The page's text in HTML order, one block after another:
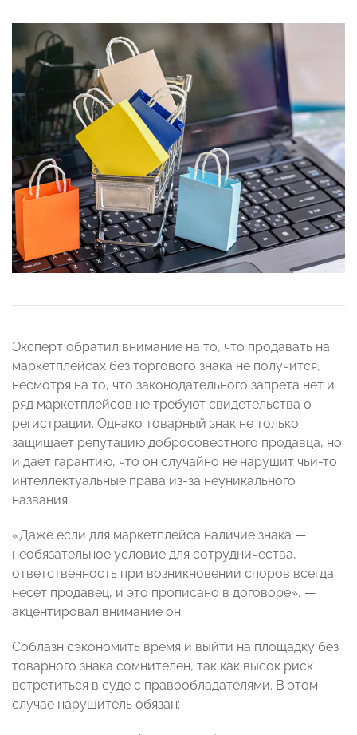
Эксперт обратил внимание на то, что продавать на
маркетплейсах без торгового знака не получится,
несмотря на то, что законодательного запрета нет и
ряд маркетплейсов не требуют свидетельства о
регистрации. Однако товарный знак не только
защищает репутацию добросовестного продавца, но
и дает гарантию, что он случайно не нарушит чьи-то
интеллектуальные права из-за неуникального
названия.
«Даже если для маркетплейса наличие знака —
необязательное условие для сотрудничества,
ответственность при возникновении споров всегда
несет продавец, и это прописано в договоре», —
акцентировал внимание он.
Соблазн сэкономить время и выйти на площадку без
товарного знака сомнителен, так как высок риск
встретиться в суде с правообладателями. В этом
случае нарушитель обязан: